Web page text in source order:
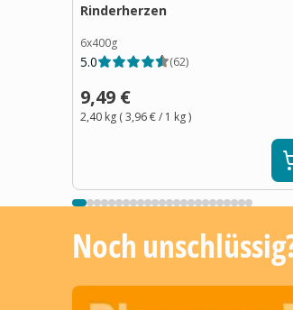
Rinderherzen
6x400g
5.0 (62)
9,49 €
2,40 kg (3,96 €/ 1 kg)
Noch